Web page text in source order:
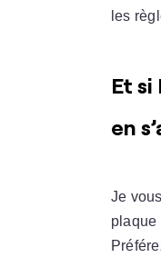
les
Et
en
Je
plaque